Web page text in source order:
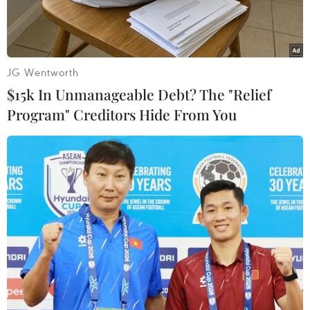
Các quỹ đầu tư đã tích lũy tới hơn 404.000ha đất nông nghiệp.
(Nguồn: AFP)
Theo hãng tin Reuters, các quỹ đầu tư đã trở
thành những bên nhiệt tình mua vào đất nông
nghiệp tại Mỹ và tích lũy tới hơn một triệu mẫu
Anh (hơn 404.000ha), khi họ tìm cách phòng
JG Wentworth
$15k In Unmanageable Debt? The "Relief
Program" Creditors Hide From You